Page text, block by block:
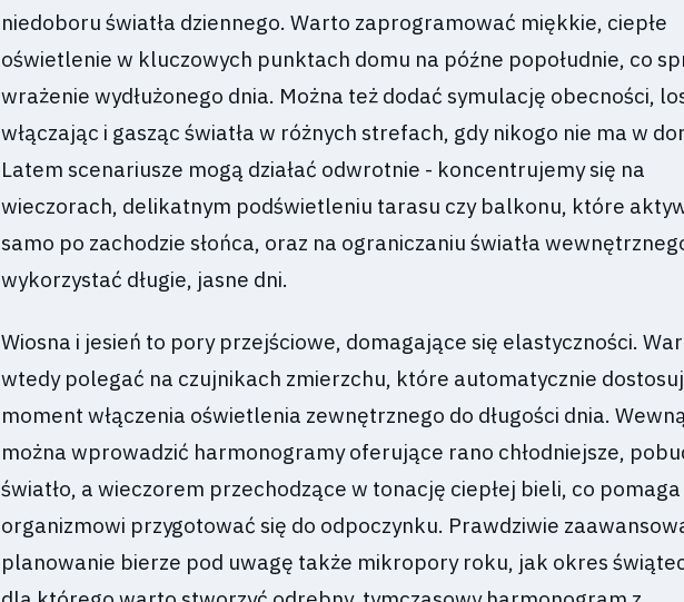
niedoboru światła dziennego. Warto zaprogramować miękkie, ciepłe
oświetlenie w kluczowych punktach domu na późne popołudnie, co
wrażenie wydłużonego dnia. Można też dodać symulację obecności,
włączając i gasząc światła w różnych strefach, gdy nikogo nie ma w
Latem scenariusze mogą działać odwrotnie - koncentrujemy się na
wieczorach, delikatnym podświetleniu tarasu czy balkonu, które
samo po zachodzie słońca, oraz na ograniczaniu światła
wykorzystać długie, jasne dni.
Wiosna i jesień to pory przejściowe, domagające się elastyczności.
wtedy polegać na czujnikach zmierzchu, które automatycznie
moment włączenia oświetlenia zewnętrznego do długości dnia.
można wprowadzić harmonogramy oferujące rano chłodniejsze,
światło, a wieczorem przechodzące w tonację ciepłej bieli, co pomaga
organizmowi przygotować się do odpoczynku. Prawdziwie
planowanie bierze pod uwagę także mikropory roku, jak okres